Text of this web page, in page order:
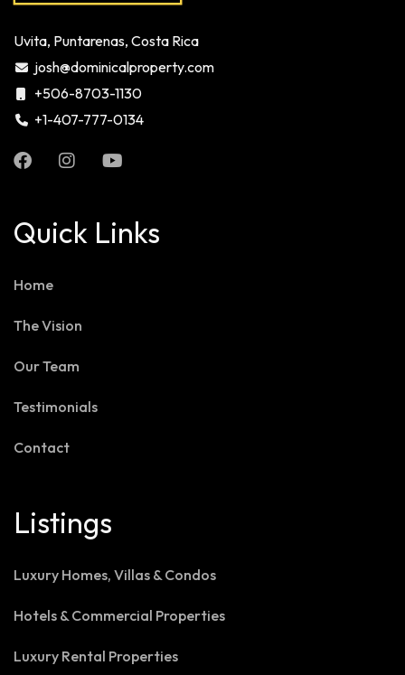
Uvita, Puntarenas, Costa Rica
josh@dominicalproperty.com
+506-8703-1130
+1-407-777-0134
Quick Links
Home
The Vision
Our Team
Testimonials
Contact
Listings
Luxury Homes, Villas & Condos
Hotels & Commercial Properties
Luxury Rental Properties